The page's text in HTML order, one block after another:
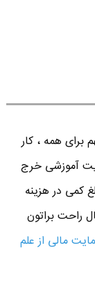
برای همه ، کار
آموزشی خرج
کمی در هزینه
راحت براتون
مالی از علم